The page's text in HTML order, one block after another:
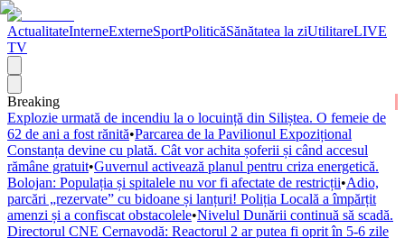
ActualitateInterneExterneSportPoliticăSănătatea la ziUtilitareLIVE
TV
Breaking
Explozie urmată de incendiu la o locuință din Siliștea. O femeie de
62 de ani a fost rănită•Parcarea de la Pavilionul Expozițional
Constanța devine cu plată. Cât vor achita șoferii și când accesul
rămâne gratuit•Guvernul activează planul pentru criza energetică.
Bolojan: Populația și spitalele nu vor fi afectate de restricții•Adio,
parcări „rezervate” cu bidoane și lanțuri! Poliția Locală a împărțit
amenzi și a confiscat obstacolele•Nivelul Dunării continuă să scadă.
Directorul CNE Cernavodă: Reactorul 2 ar putea fi oprit în 5-6 zile